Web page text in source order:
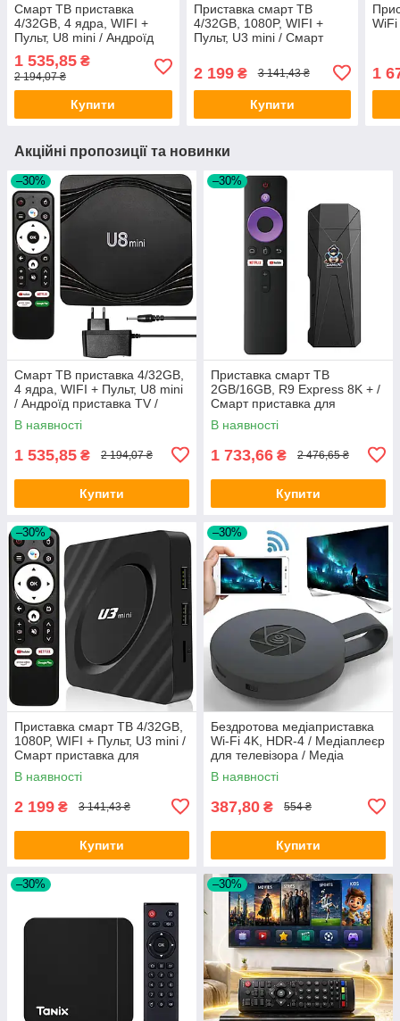
Смарт ТВ приставка
4/32GB, 4 ядра, WIFI +
Пульт, U8 mini / Андроїд
для телевізора
1 535,85 ₴
2 194,07 ₴
Купити
Приставка смарт ТВ
4/32GB, 1080P, WIFI +
Пульт, U3 mini / Смарт
Андроїд приставка
2 199₴ 3 141,43 ₴
Купити
1
Акційні пропозиції та новинки
–30%
Смарт ТВ приставка 4/32GB,
4 ядра, WIFI + Пульт, U8 mini
/ Андроїд приставка TV /
Приставка для телевізора
В наявності
1 535,85 ₴ 2 194,07 ₴
Купити
–30%
Приставка смарт ТВ
2GB/16GB, R9 Express 8K + /
Смарт приставка для
телевізора / ТВ приставка /
Андроїд ТВ
В наявності
1 733,66 ₴ 2 476,65 ₴
Купити
–30%
Приставка смарт ТВ 4/32GB,
1080P, WIFI + Пульт, U3 mini /
Смарт приставка для
телевізора / Андроїд
приставка
В наявності
2 199 ₴ 3 141,43 ₴
Купити
–30%
Бездротова медіаприставка
Wi-Fi 4K, HDR-4 / Медіаплеєр
для телевізора / Медіа
приставка к телевізору
В наявності
387,80 ₴ 554 ₴
Купити
–30% –30%